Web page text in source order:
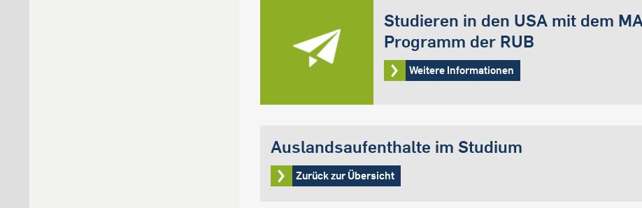
Studieren in den USA mit dem
Programm der RUB
Weitere Informationen
Auslandsaufenthalte im Studium
Zurück zur Übersicht